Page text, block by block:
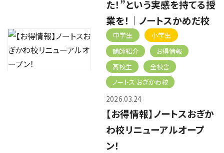
た！”という実感を持てる授
業を！｜ノートスかめだ校
中学生
小学生
講師紹介
お得情報
高校生
全校舎
ノートス おぎかわ校
2026.03.24
【お得情報】ノートスおぎか
わ校リニューアルオープ
ン！